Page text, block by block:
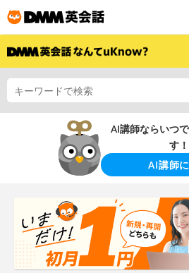
AI講師ならいつ
す！
AI講師